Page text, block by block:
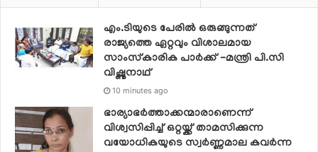
എം.ടിയുടെ പേരില്‍ ഒരുങ്ങുന്നത്
രാജ്യത്തെ ഏറ്റവും വിശാലമായ
സാംസ്‌കാരിക പാര്‍ക്ക് -മന്ത്രി പി.സി
വിഷ്ണുനാഥ്
10 minutes ago
ഭാര്യാഭർത്താക്കന്മാരാണെന്ന്
വിശ്വസിപ്പിച്ച് ഒറ്റയ്ക്ക് താമസിക്കുന്ന
വയോധികയുടെ സ്വർണ്ണമാല കവർന്ന